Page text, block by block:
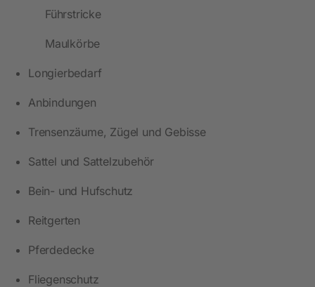
Führstricke
Maulkörbe
Longierbedarf
Anbindungen
Trensenzäume, Zügel und Gebisse
Sattel und Sattelzubehör
Bein- und Hufschutz
Reitgerten
Pferdedecke
Fliegenschutz